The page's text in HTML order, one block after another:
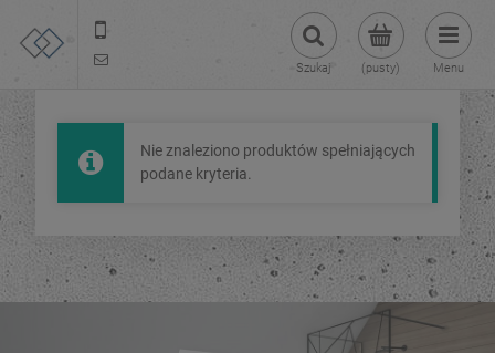
(pusty)
Szukaj Menu
Nie znaleziono produktów spełniających
podane kryteria.